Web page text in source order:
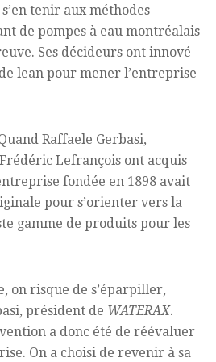
tenir aux méthodes
de pompes à eau montréalais
Ses décideurs ont innové
lean pour mener l’entreprise
Raffaele Gerbasi,
Lefrançois ont acquis
fondée en 1898 avait
pour s’orienter vers la
gamme de produits pour les
on risque de s’éparpiller,
président de WATERAX.
a donc été de réévaluer
On a choisi de revenir à sa